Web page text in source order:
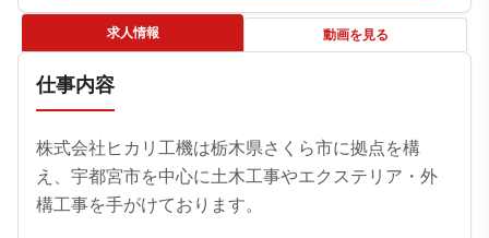
求人情報 動画を見る
仕事内容
株式会社ヒカリ工機は栃木県さくら市に拠点を構
え、宇都宮市を中心に土木工事やエクステリア・外
構工事を手がけております。